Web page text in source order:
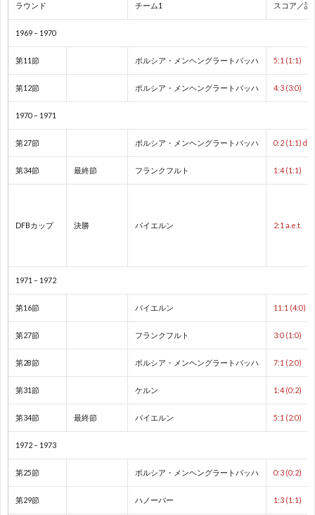
ド
カ
ッ
ラウンド チーム1 スコア／詳
1969 – 1970
第11節 ボルシア・メンヘングラートバッハ 5:1 (1:1)
第12節 ボルシア・メンヘングラートバッハ 4:3 (3:0)
1970 – 1971
第27節 ボルシア・メンヘングラートバッハ 0:2 (1:1)
第34節 最終節 フランクフルト 1:4 (1:1)
DFBカップ 決勝 バイエルン 2:1 a.e.t.
1971 – 1972
第16節 バイエルン 11:1 (4:0)
第27節 フランクフルト 3:0 (1:0)
第28節 ボルシア・メンヘングラートバッハ 7:1 (2:0)
第31節 ケルン 1:4 (0:2)
第34節 最終節 バイエルン 5:1 (2:0)
1972 – 1973
第25節 ボルシア・メンヘングラートバッハ 0:3 (0:2)
第29節 ハノーバー 1:3 (1:1)